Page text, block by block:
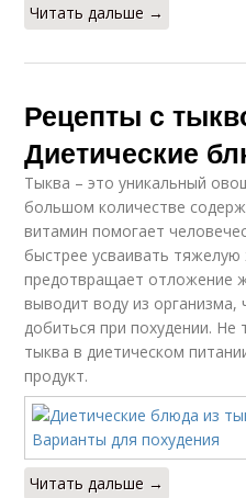
Читать дальше →
Рецепты с
Диетические
Тыква – это уникальный
большом количестве
витамин помогает
быстрее усваивать
предотвращает отложение
выводит воду из
добиться при похудении. Не
тыква в диетическом
продукт.
Читать дальше →